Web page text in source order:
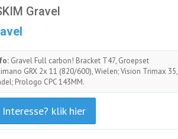
Gravel
Gravel Full carbon! Bracket T47, Groepset
GRX 2x 11 (820/600), Wielen; Vision Trimax 35,
Prologo CPC 143MM.
Interesse? klik hier